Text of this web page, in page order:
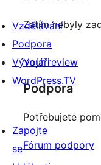
Zatím nebyly
Your review
Podpora
Potřebujete
Fórum podpory
Vzdělávání
Podpora
Vývojáři
WordPress.TV
Zapojte
se